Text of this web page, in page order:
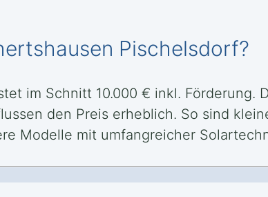
Pischelsdorf?
im Schnitt 10.000 € inkl. Förderung.
den Preis erheblich. So sind
Modelle mit umfangreicher